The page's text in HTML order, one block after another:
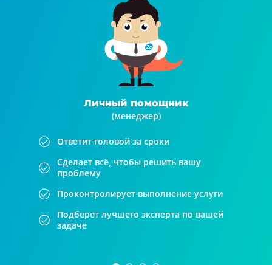
Личный помощник
(менеджер)
Ответит головой за сроки
Сделает всё, чтобы решить вашу
проблему
Проконтролирует выполнение услуги
Подберет лучшего эксперта по вашей
задаче